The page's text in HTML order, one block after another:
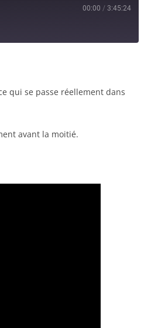
00:00 / 3:45:24
qui se passe réellement dans
avant la moitié.